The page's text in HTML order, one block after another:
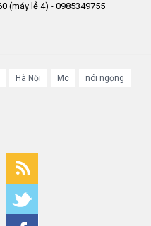
(máy lẻ 4) - 0985349755
Hà Nội Mc nói ngọng